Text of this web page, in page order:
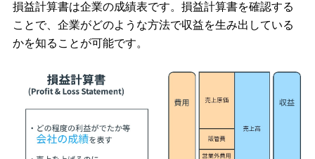
損益計算書は企業の成績表です。損益計算書を確認する
ことで、企業がどのような方法で収益を生み出している
かを知ることが可能です。